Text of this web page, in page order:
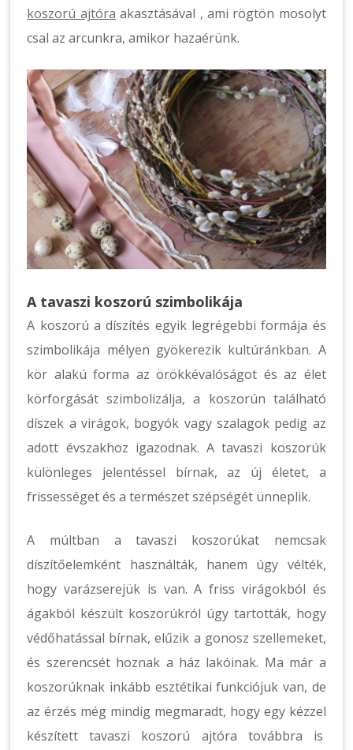
koszorú ajtóra akasztásával , ami rögtön mosolyt
csal az arcunkra, amikor hazaérünk.
A tavaszi koszorú szimbolikája
A koszorú a díszítés egyik legrégebbi formája és
szimbolikája mélyen gyökerezik kultúránkban. A
kör alakú forma az örökkévalóságot és az élet
körforgását szimbolizálja, a koszorún található
díszek a virágok, bogyók vagy szalagok pedig az
adott évszakhoz igazodnak. A tavaszi koszorúk
különleges jelentéssel bírnak, az új életet, a
frissességet és a természet szépségét ünneplik.
A múltban a tavaszi koszorúkat nemcsak
díszítőelemként használták, hanem úgy vélték,
hogy varázserejük is van. A friss virágokból és
ágakból készült koszorúkról úgy tartották, hogy
védőhatással bírnak, elűzik a gonosz szellemeket,
és szerencsét hoznak a ház lakóinak. Ma már a
koszorúknak inkább esztétikai funkciójuk van, de
az érzés még mindig megmaradt, hogy egy kézzel
készített tavaszi koszorú ajtóra továbbra is